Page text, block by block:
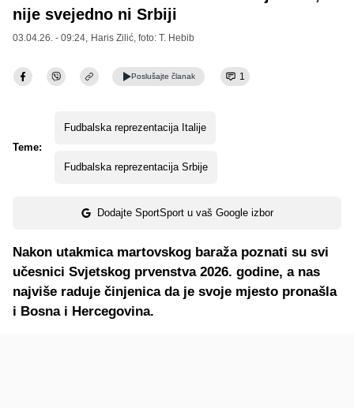
nije svejedno ni Srbiji
03.04.26. - 09:24, Haris Zilić , foto: T. Hebib
Poslušajte članak 1
Teme:
Fudbalska reprezentacija Italije
Fudbalska reprezentacija Srbije
Dodajte SportSport u vaš Google izbor
Nakon utakmica martovskog baraža poznati su svi
učesnici Svjetskog prvenstva 2026. godine, a nas
najviše raduje činjenica da je svoje mjesto pronašla
i Bosna i Hercegovina.